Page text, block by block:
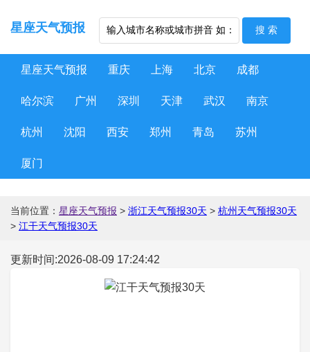
星座天气预报
星座天气预报 重庆 上海 北京 成都
哈尔滨 广州 深圳 天津 武汉 南京
杭州 沈阳 西安 郑州 青岛 苏州
厦门
当前位置： 星座天气预报 > 浙江天气预报30天 > 杭州天气预报30天
> 江干天气预报30天
更新时间:2026-08-09 17:24:42